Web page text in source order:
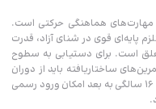
مهارت‌های هماهنگی حرکتی است.
پایه‌ای قوی در شنای آزاد، قدرت
است. برای دستیابی به سطوح
ساختاریافته باید از دوران
نوجوانی به‌طور جدی آغاز شوند؛ معمولا از حدود ۱۶ سالگی به بعد امکان ورود رسمی